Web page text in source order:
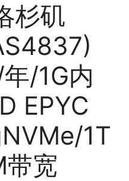
杉矶
/1G内
EPYC
1T
宽